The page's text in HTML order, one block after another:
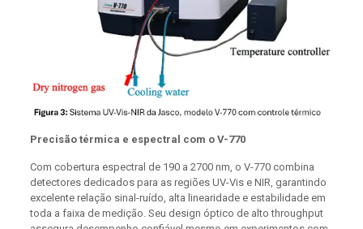
Precisão térmica e espectral com o V-770
Com cobertura espectral de 190 a 2700 nm, o V-770 combina
detectores dedicados para as regiões UV-Vis e NIR, garantindo
excelente relação sinal-ruído, alta linearidade e estabilidade em
toda a faixa de medição. Seu design óptico de alto throughput